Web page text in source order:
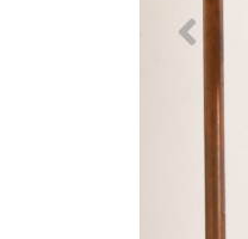
Previous